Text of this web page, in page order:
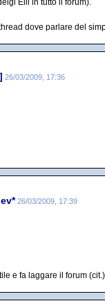
Elii in tutto il forum).
dove parlare del
26/03/2009, 17:36
26/03/2009, 17:39
e fa laggare il forum